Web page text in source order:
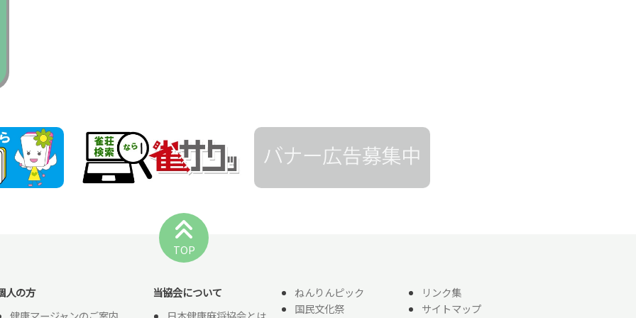
TOP
人の方
当協会について
ねんりんピック
国民文化祭
リンク集
サイトマップ